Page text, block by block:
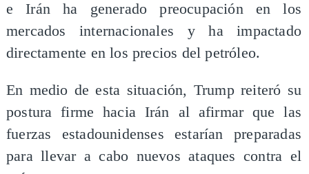
e Irán ha generado preocupación en los
mercados internacionales y ha impactado
directamente en los precios del petróleo.
En medio de esta situación, Trump reiteró su
postura firme hacia Irán al afirmar que las
fuerzas estadounidenses estarían preparadas
para llevar a cabo nuevos ataques contra el